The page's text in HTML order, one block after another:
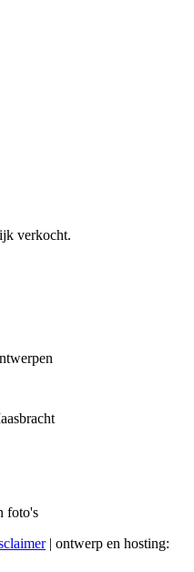
verkocht.
foto's
| ontwerp en hosting: